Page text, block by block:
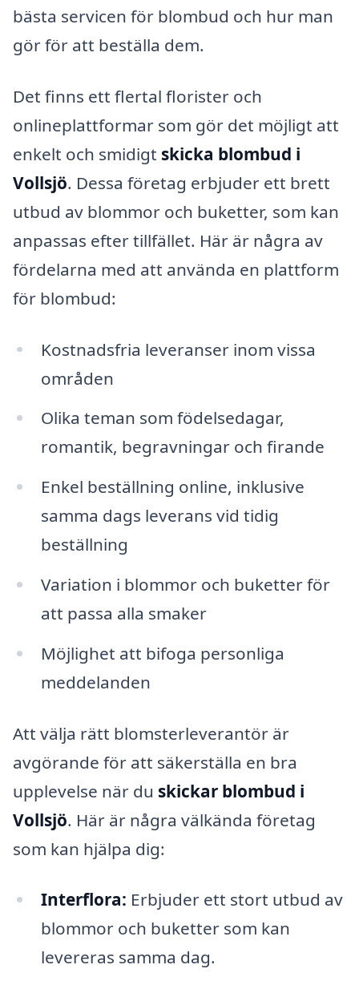
bästa servicen för blombud och hur man
gör för att beställa dem.
Det finns ett flertal florister och
onlineplattformar som gör det möjligt att
enkelt och smidigt skicka blombud i
Vollsjö. Dessa företag erbjuder ett brett
utbud av blommor och buketter, som kan
anpassas efter tillfället. Här är några av
fördelarna med att använda en plattform
för blombud:
Kostnadsfria leveranser inom vissa
områden
Olika teman som födelsedagar,
romantik, begravningar och firande
Enkel beställning online, inklusive
samma dags leverans vid tidig
beställning
Variation i blommor och buketter för
att passa alla smaker
Möjlighet att bifoga personliga
meddelanden
Att välja rätt blomsterleverantör är
avgörande för att säkerställa en bra
upplevelse när du skickar blombud i
Vollsjö. Här är några välkända företag
som kan hjälpa dig:
Interflora: Erbjuder ett stort utbud av
blommor och buketter som kan
levereras samma dag.